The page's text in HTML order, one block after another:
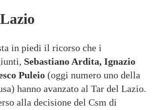
in piedi il ricorso che i
Sebastiano Ardita, Ignazio
Puleio (oggi numero uno della
hanno avanzato al Tar del Lazio.
alla decisione del Csm di